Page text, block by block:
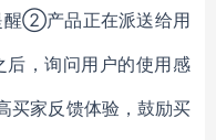
②产品正在派送给用
，询问用户的使用感
买家反馈体验，鼓励买